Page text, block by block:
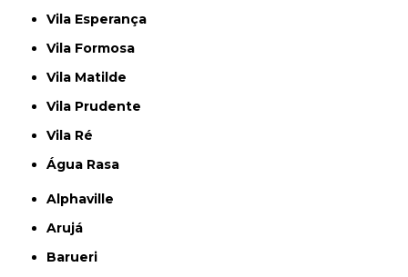
Vila Esperança
Vila Formosa
Vila Matilde
Vila Prudente
Vila Ré
Água Rasa
Alphaville
Arujá
Barueri